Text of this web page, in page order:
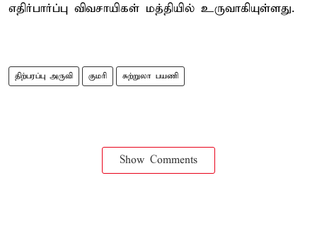
எதிர்பார்ப்பு விவசாயிகள் மத்தியில் உருவாகியுள்ளது.
திற்பரப்பு அருவி குமரி சுற்றுலா பயணி
Show Comments